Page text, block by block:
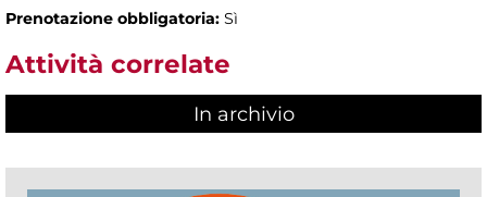
Prenotazione obbligatoria: Sì
Attività correlate
In archivio